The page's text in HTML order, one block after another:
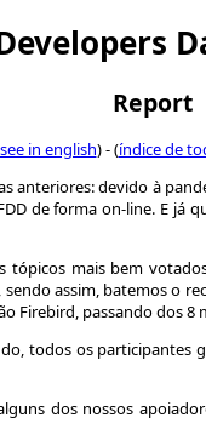
Report
see in english) - (índice de
devido à
de forma on-line. E
mais bem
assim, batemos o
passando dos
todos os
dos nossos